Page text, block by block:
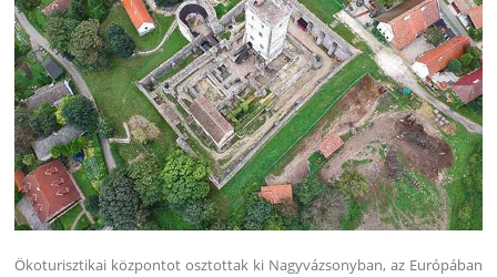
Ökoturisztikai központot osztottak ki Nagyvázsonyban, az Európában